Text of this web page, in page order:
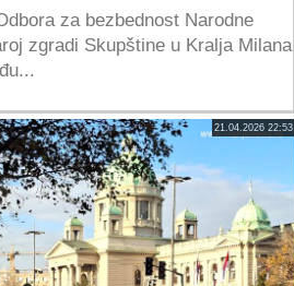
za bezbednost Narodne
zgradi Skupštine u Kralja Milana
21.04.2026 22:53